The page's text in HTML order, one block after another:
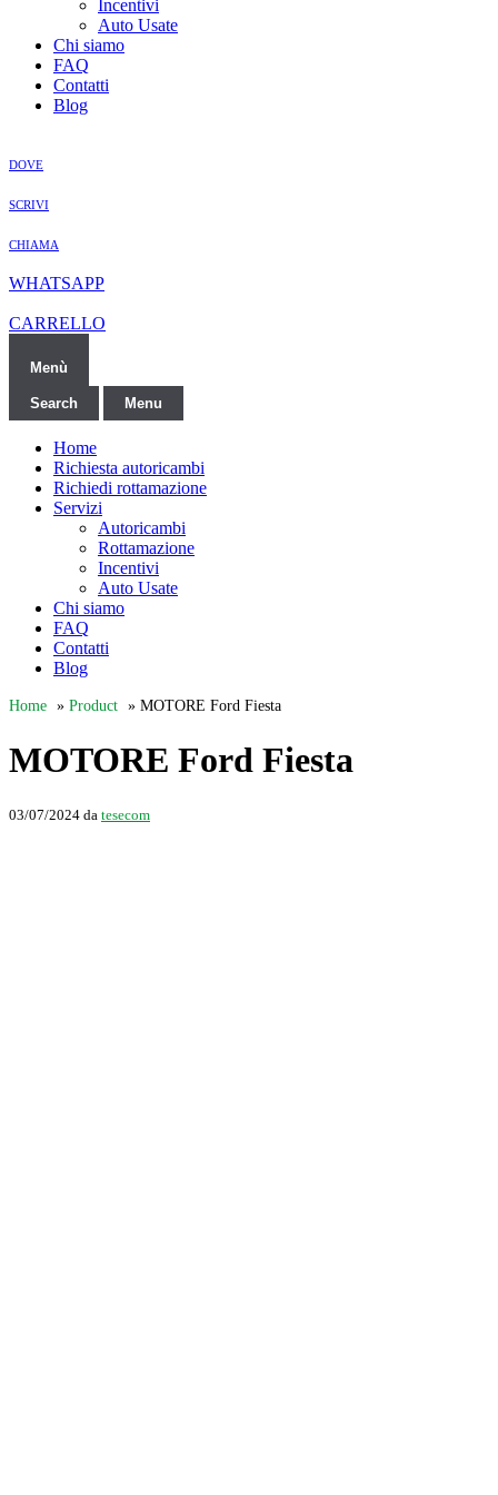
Incentivi
Auto Usate
Chi siamo
FAQ
Contatti
Blog
DOVE
SCRIVI
CHIAMA
WHATSAPP
CARRELLO
Menù
Search Menu
Home
Richiesta autoricambi
Richiedi rottamazione
Servizi
Autoricambi
Rottamazione
Incentivi
Auto Usate
Chi siamo
FAQ
Contatti
Blog
Home » Product » MOTORE Ford Fiesta
MOTORE Ford Fiesta
03/07/2024 da tesecom